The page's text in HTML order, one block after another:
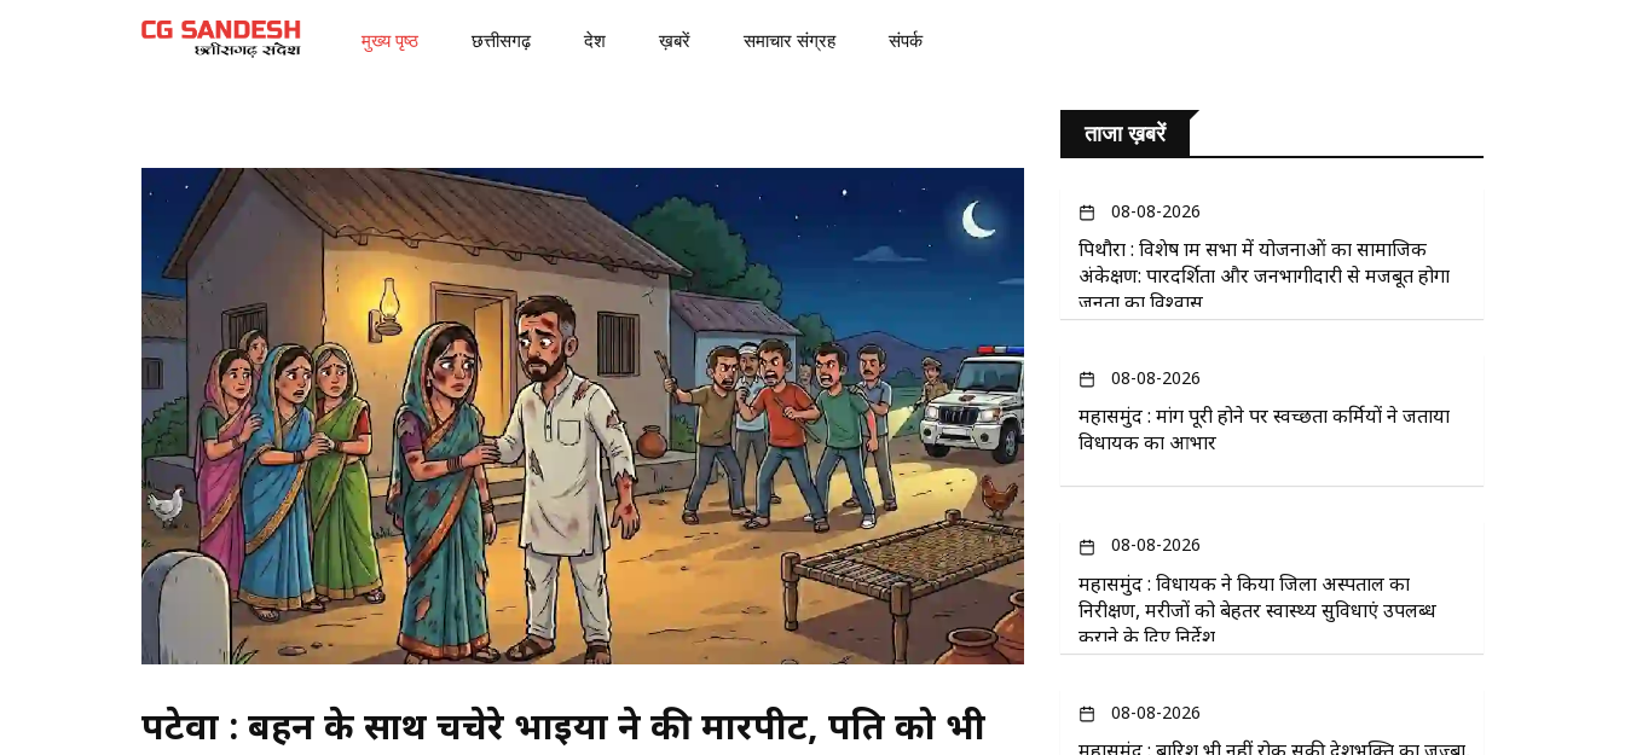
मुख्य पृष्ठ छत्तीसगढ़ देश ख़बरें समाचार संग्रह संपर्क
पटेवा : बहन के साथ चचेरे भाइयों ने की मारपीट, पति को भी
ताजा ख़बरें
08-08-2026
पिथौरा : विशेष ग्राम सभा में योजनाओं का सामाजिक
अंकेक्षण: पारदर्शिता और जनभागीदारी से मजबूत होगा
जनता का विश्वास
08-08-2026
महासमुंद : मांग पूरी होने पर स्वच्छता कर्मियों ने जताया
विधायक का आभार
08-08-2026
महासमुंद : विधायक ने किया जिला अस्पताल का
निरीक्षण, मरीजों को बेहतर स्वास्थ्य सुविधाएं उपलब्ध
कराने के दिए निर्देश
08-08-2026